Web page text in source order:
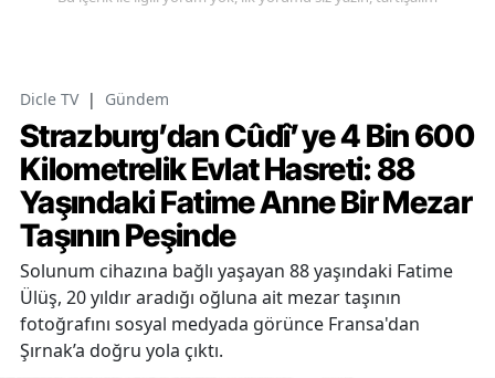
Dicle TV | Gündem
Strazburg’dan Cûdî’ye 4 Bin 600
Kilometrelik Evlat Hasreti: 88
Yaşındaki Fatime Anne Bir Mezar
Taşının Peşinde
Solunum cihazına bağlı yaşayan 88 yaşındaki Fatime
Ülüş, 20 yıldır aradığı oğluna ait mezar taşının
fotoğrafını sosyal medyada görünce Fransa'dan
Şırnak’a doğru yola çıktı.